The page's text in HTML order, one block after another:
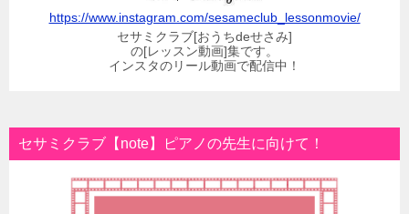
https://www.instagram.com/sesameclub_lessonmovie/
セサミクラブ[おうちdeせさみ]
の[レッスン動画]集です。
インスタのリール動画で配信中！
セサミクラブ【note】ピアノの先生に向けて！